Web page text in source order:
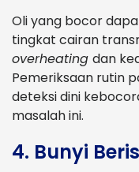
Oli yang bocor
tingkat cairan
overheating dan
Pemeriksaan rutin
deteksi dini
masalah ini.
4. Bunyi